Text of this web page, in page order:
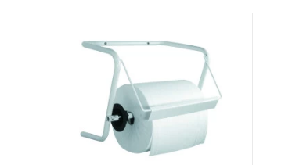
INDIVIDUELLE
découpe
36,80 €
Distributeur
trépied
pour